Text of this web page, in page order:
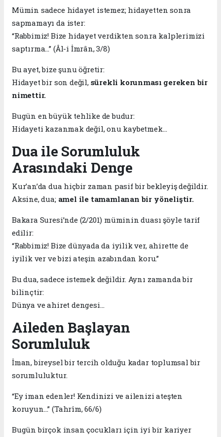
Mümin sadece hidayet istemez; hidayetten sonra
sapmamayı da ister:
“Rabbimiz! Bize hidayet verdikten sonra kalplerimizi
saptırma…” (Âl-i İmrân, 3/8)
Bu ayet, bize şunu öğretir:
Hidayet bir son değil, sürekli korunması gereken bir
nimettir.
Bugün en büyük tehlike de budur:
Hidayeti kazanmak değil, onu kaybetmek…
Dua ile Sorumluluk
Arasındaki Denge
Kur’an’da dua hiçbir zaman pasif bir bekleyiş değildir.
Aksine, dua; amel ile tamamlanan bir yöneliştir.
Bakara Suresi’nde (2/201) müminin duası şöyle tarif
edilir:
“Rabbimiz! Bize dünyada da iyilik ver, ahirette de
iyilik ver ve bizi ateşin azabından koru.”
Bu dua, sadece istemek değildir. Aynı zamanda bir
bilinçtir:
Dünya ve ahiret dengesi…
Aileden Başlayan
Sorumluluk
İman, bireysel bir tercih olduğu kadar toplumsal bir
sorumluluktur.
“Ey iman edenler! Kendinizi ve ailenizi ateşten
koruyun…” (Tahrîm, 66/6)
Bugün birçok insan çocukları için iyi bir kariyer